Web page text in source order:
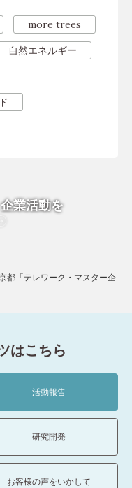
more trees
自然エネルギー
業活動を
都「テレワーク・マスター企
はこちら
活動報告
研究開発
お客様の声をいかして